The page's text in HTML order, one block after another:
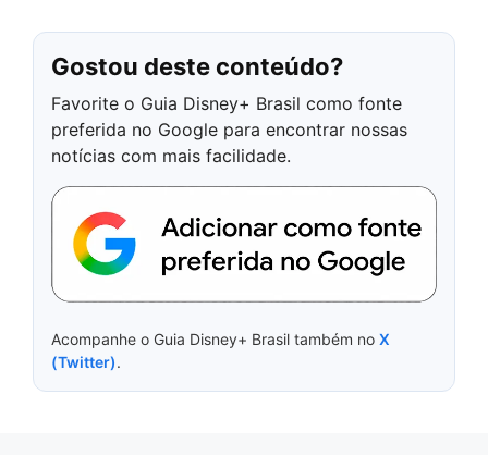
Gostou deste conteúdo?
Favorite o Guia Disney+ Brasil como fonte
preferida no Google para encontrar nossas
notícias com mais facilidade.
Acompanhe o Guia Disney+ Brasil também no X
(Twitter).